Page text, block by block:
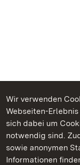
Wir verwenden
Webseiten-
sich dabei um
notwendig sind.
sowie anonymen
Informationen
Kommen.